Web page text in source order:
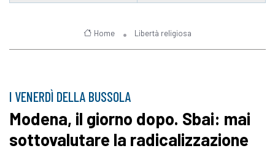
Home Libertà religiosa
I VENERDÌ DELLA BUSSOLA
Modena, il giorno dopo. Sbai: mai
sottovalutare la radicalizzazione